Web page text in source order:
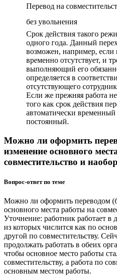
Перевод на
без увольнения
Срок действия такого
одного года. Данный
возможен, например, если
временно отсутствует, и
выполняющий его
определяется в
отсутствующего
Если же прежняя работа
того как срок действия
автоматически временный
постоянный.
Можно ли оформить
изменение основного
совместительство и
Вопрос-ответ по теме
Можно ли оформить переводом
основного места работы на
Уточнение: работник работает в
из которых числится как по
другой по совместительству.
продолжать работать в обеих
чтобы основное место работы
совместительству, а работа по
основным местом работы.